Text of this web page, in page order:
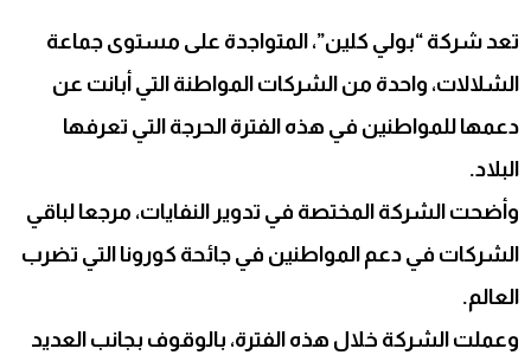
تعد شركة “بولي كلين”، المتواجدة على مستوى جماعة
الشلالات، واحدة من الشركات المواطنة التي أبانت عن
دعمها للمواطنين في هذه الفترة الحرجة التي تعرفها
البلاد.
وأضحت الشركة المختصة في تدوير النفايات، مرجعا لباقي
الشركات في دعم المواطنين في جائحة كورونا التي تضرب
العالم.
وعملت الشركة خلال هذه الفترة، بالوقوف بجانب العديد